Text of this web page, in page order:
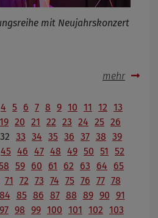
mit Neujahrskonzert
mehr
4 5 6 7 8 9 10 11 12 13
19 20 21 22 23 24 25 26
32 33 34 35 36 37 38 39
45 46 47 48 49 50 51
52
59 60 61 62 63 64
65
71 72 73 74 75 76 77 78
84 85 86 87 88 89 90 91
97 98 99 100 101 102 103